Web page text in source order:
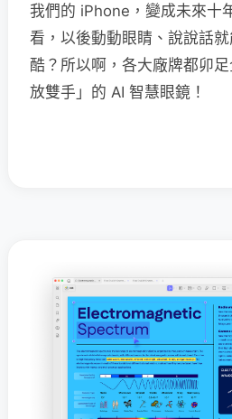
我們的 iPhone，變成未來十
看，以後動動眼睛、說說話
酷？所以啊，各大廠牌都卯
放雙手」的 AI 智慧眼鏡！